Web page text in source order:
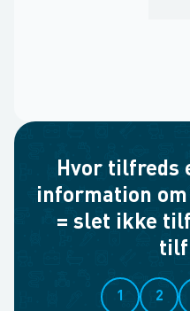
Hvor tilfreds
information
= slet ikke
1 2